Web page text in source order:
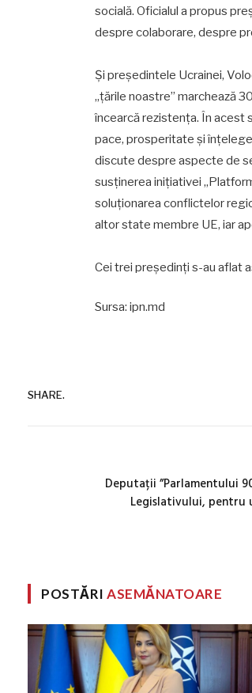
socială. Oficialul a propus
despre colaborare, despre
Și președintele Ucrainei,
„țările noastre” marchează
încearcă rezistența. În acest
pace, prosperitate și
discute despre aspecte de
susținerea inițiativei
soluționarea conflictelor
altor state membre UE, iar
Cei trei președinți s-au aflat
Sursa: ipn.md
SHARE.
Deputații ”Parlamentului
Legislativului, pentru
POSTĂRIASEMĂNATOARE